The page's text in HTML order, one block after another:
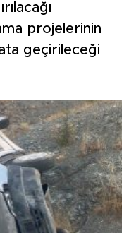
projelerinin
geçirileceği